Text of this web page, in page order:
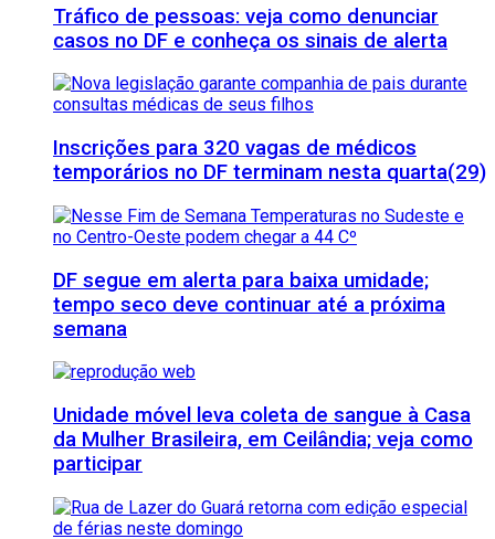
Tráfico de pessoas: veja como denunciar
casos no DF e conheça os sinais de alerta
Inscrições para 320 vagas de médicos
temporários no DF terminam nesta quarta(29)
DF segue em alerta para baixa umidade;
tempo seco deve continuar até a próxima
semana
Unidade móvel leva coleta de sangue à Casa
da Mulher Brasileira, em Ceilândia; veja como
participar